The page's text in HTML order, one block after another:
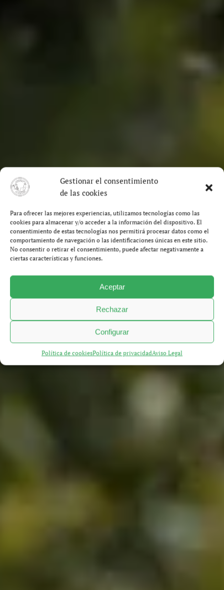
Gestionar el consentimiento
de las cookies
Para ofrecer las mejores experiencias, utilizamos tecnologías como las
cookies para almacenar y/o acceder a la información del dispositivo. El
consentimiento de estas tecnologías nos permitirá procesar datos como el
comportamiento de navegación o las identificaciones únicas en este sitio.
No consentir o retirar el consentimiento, puede afectar negativamente a
ciertas características y funciones.
Aceptar
Rechazar
Configurar
Política de cookiesPolítica de privacidadAviso Legal